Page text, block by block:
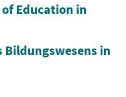
Education in
Bildungswesens in